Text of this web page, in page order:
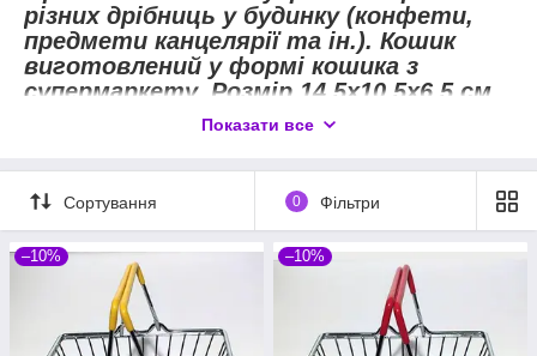
різних дрібниць у будинку (конфети,
предмети канцелярії та ін.). Кошик
виготовлений у формі кошика з
супермаркету. Розмір 14,5х10,5х6,5 см.
Колір ручок зелений, жовтий, червоний,
метал, ручки обтягнуті кольоровим
латексом.
Показати все
Сортування 0 Фільтри
–10% –10%